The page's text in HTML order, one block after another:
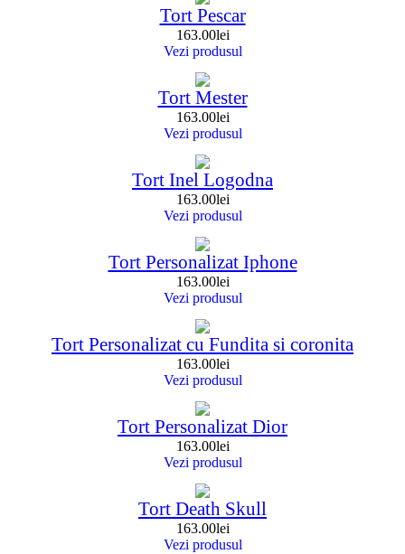
Tort Pescar
163.00lei
Vezi produsul
Tort Mester
163.00lei
Vezi produsul
Tort Inel Logodna
163.00lei
Vezi produsul
Tort Personalizat Iphone
163.00lei
Vezi produsul
Tort Personalizat cu Fundita si coronita
163.00lei
Vezi produsul
Tort Personalizat Dior
163.00lei
Vezi produsul
Tort Death Skull
163.00lei
Vezi produsul